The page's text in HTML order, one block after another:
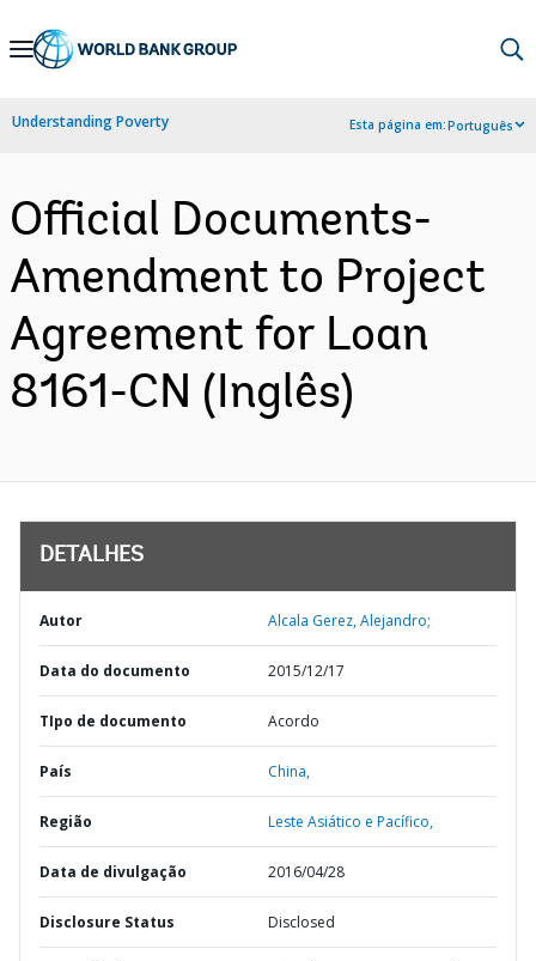
Skip
Navigation
Understanding Poverty Esta página em:Português
Official Documents-
Amendment to Project
Agreement for Loan
8161-CN (Inglês)
DETALHES
Autor Alcala Gerez, Alejandro;
Data do documento 2015/12/17
TIpo de documento Acordo
País China,
Região Leste Asiático e Pacífico,
Data de divulgação 2016/04/28
Disclosure Status Disclosed